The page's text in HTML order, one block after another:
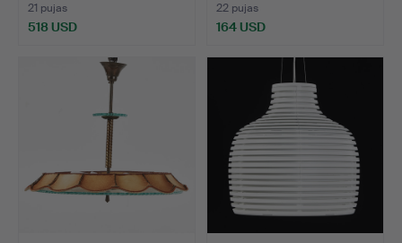
21 pujas
518 USD
22 pujas
164 USD